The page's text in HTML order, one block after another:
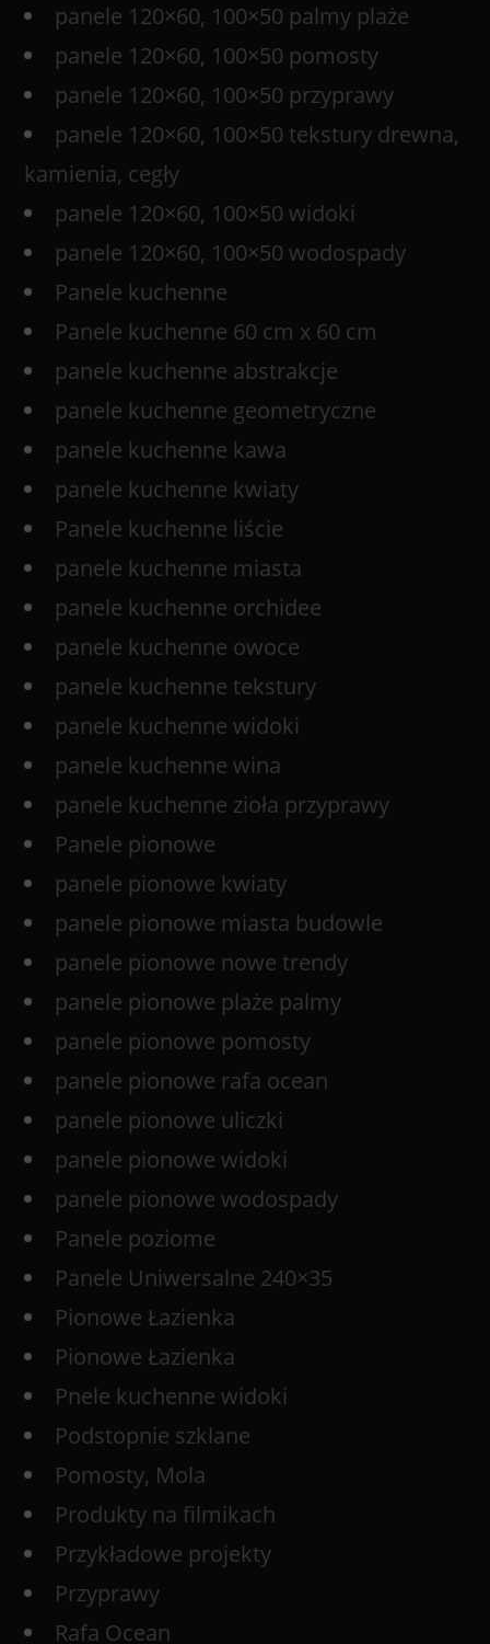
panele 120×60, 100×50 palmy plaże
panele 120×60, 100×50 pomosty
panele 120×60, 100×50 przyprawy
panele 120×60, 100×50 tekstury drewna,
kamienia, cegły
panele 120×60, 100×50 widoki
panele 120×60, 100×50 wodospady
Panele kuchenne
Panele kuchenne 60 cm x 60 cm
panele kuchenne abstrakcje
panele kuchenne geometryczne
panele kuchenne kawa
panele kuchenne kwiaty
Panele kuchenne liście
panele kuchenne miasta
panele kuchenne orchidee
panele kuchenne owoce
panele kuchenne tekstury
panele kuchenne widoki
panele kuchenne wina
panele kuchenne zioła przyprawy
Panele pionowe
panele pionowe kwiaty
panele pionowe miasta budowle
panele pionowe nowe trendy
panele pionowe plaże palmy
panele pionowe pomosty
panele pionowe rafa ocean
panele pionowe uliczki
panele pionowe widoki
panele pionowe wodospady
Panele poziome
Panele Uniwersalne 240×35
Pionowe Łazienka
Pionowe Łazienka
Pnele kuchenne widoki
Podstopnie szklane
Pomosty, Mola
Produkty na filmikach
Przykładowe projekty
Przyprawy
Rafa Ocean